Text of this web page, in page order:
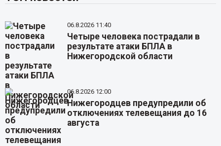
06.8.2026 11:40
Четыре человека пострадали в
результате атаки БПЛА в
Нижегородской области
06.8.2026 12:00
Нижегородцев предупредили об
отключениях телевещания до 16
августа